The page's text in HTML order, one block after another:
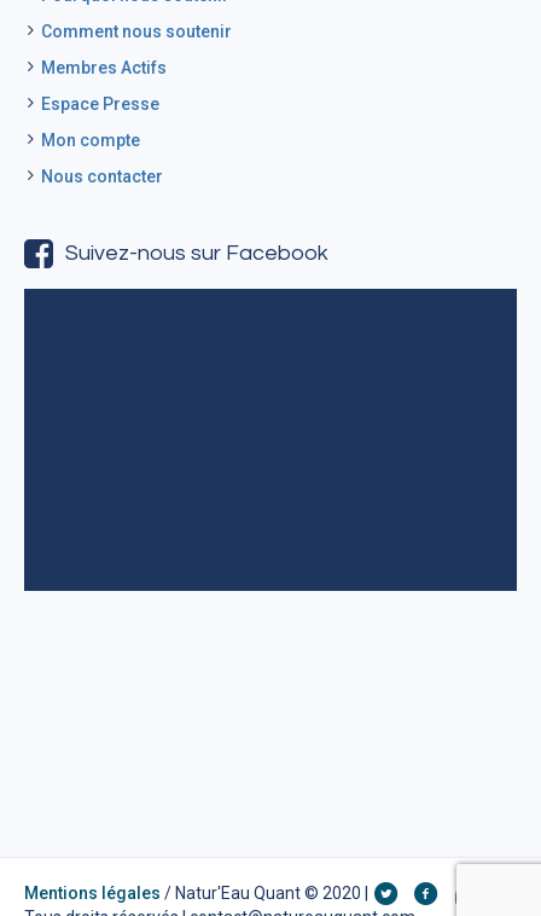
Comment nous soutenir
Membres Actifs
Espace Presse
Mon compte
Nous contacter
Suivez-nous sur Facebook
Mentions légales / Natur'Eau Quant © 2020 |